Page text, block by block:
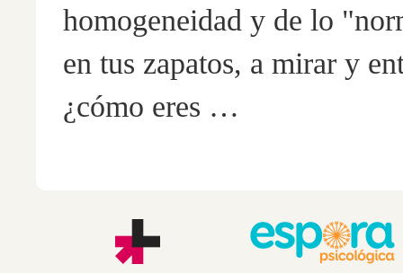
homogeneidad y de lo
en tus zapatos, a mirar y
¿cómo eres …